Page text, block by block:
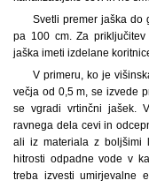
Svetli premer jaška do
pa 100 cm. Za
jaška imeti izdelane
V primeru, ko je
večja od 0,5 m, se izvede
se vgradi vrtinčni jašek.
ravnega dela cevi in
ali iz materiala z boljšimi
hitrosti odpadne vode v
treba izvesti umirjevalne